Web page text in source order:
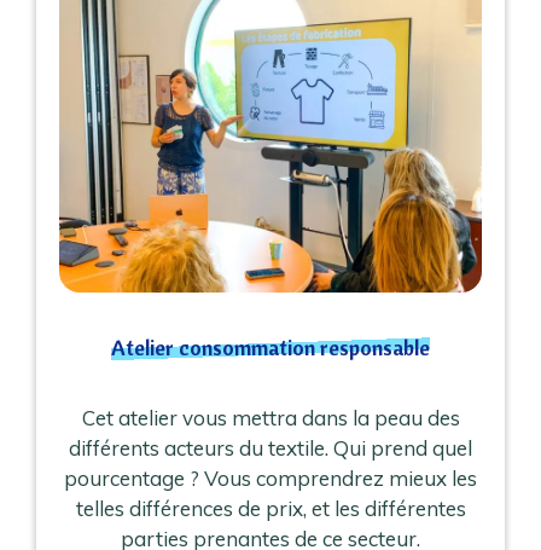
Atelier consommation responsable
Cet atelier vous mettra dans la peau des
différents acteurs du textile. Qui prend quel
pourcentage ? Vous comprendrez mieux les
telles différences de prix, et les différentes
parties prenantes de ce secteur.